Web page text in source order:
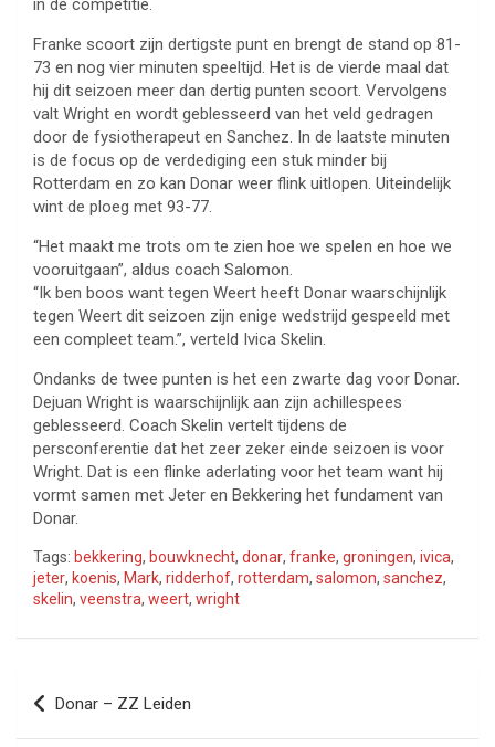
in de competitie.
Franke scoort zijn dertigste punt en brengt de stand op 81-
73 en nog vier minuten speeltijd. Het is de vierde maal dat
hij dit seizoen meer dan dertig punten scoort. Vervolgens
valt Wright en wordt geblesseerd van het veld gedragen
door de fysiotherapeut en Sanchez. In de laatste minuten
is de focus op de verdediging een stuk minder bij
Rotterdam en zo kan Donar weer flink uitlopen. Uiteindelijk
wint de ploeg met 93-77.
“Het maakt me trots om te zien hoe we spelen en hoe we
vooruitgaan”, aldus coach Salomon.
“Ik ben boos want tegen Weert heeft Donar waarschijnlijk
tegen Weert dit seizoen zijn enige wedstrijd gespeeld met
een compleet team.”, verteld Ivica Skelin.
Ondanks de twee punten is het een zwarte dag voor Donar.
Dejuan Wright is waarschijnlijk aan zijn achillespees
geblesseerd. Coach Skelin vertelt tijdens de
persconferentie dat het zeer zeker einde seizoen is voor
Wright. Dat is een flinke aderlating voor het team want hij
vormt samen met Jeter en Bekkering het fundament van
Donar.
Tags: bekkering, bouwknecht, donar, franke, groningen, ivica,
jeter, koenis, Mark, ridderhof, rotterdam, salomon, sanchez,
skelin, veenstra, weert, wright
Bericht
navigatie
Donar – ZZ Leiden